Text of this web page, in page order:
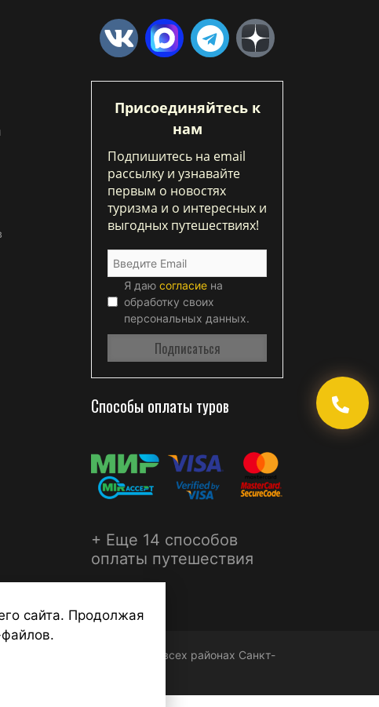
Присоединяйтесь к
нам
Подпишитесь на email
рассылку и узнавайте
первым о новостях
туризма и о интересных и
выгодных путешествиях!
Я даю согласие на
обработку своих
персональных данных.
Способы оплаты туров
+ Еще 14 способов
оплаты путешествия
- турагентства во всех районах Санкт-
сайта. Продолжая
файлов.